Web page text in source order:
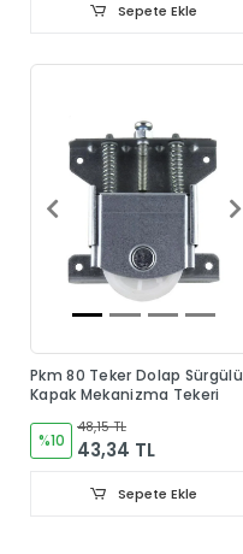
Sepete Ekle
Pkm 80 Teker Dolap Sürgülü
Kapak Mekanizma Tekeri
%10
48,15 TL
43,34 TL
Sepete Ekle